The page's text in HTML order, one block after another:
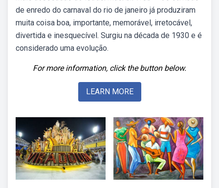
de enredo do carnaval do rio de janeiro já produziram
muita coisa boa, importante, memorável, irretocável,
divertida e inesquecível. Surgiu na década de 1930 e é
considerado uma evolução.
For more information, click the button below.
LEARN MORE